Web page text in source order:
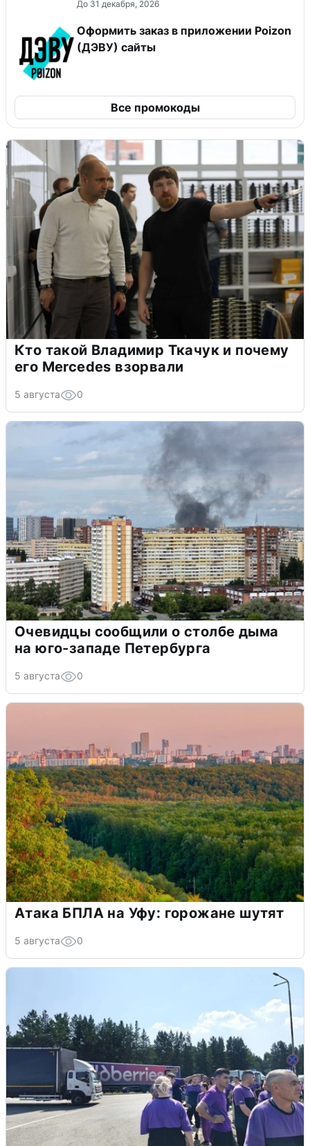
До 31 декабря, 2026
Оформить заказ в приложении Poizon
(ДЭВУ) сайты
Все промокоды
Кто такой Владимир Ткачук и почему
его Mercedes взорвали
5 августа 0
Очевидцы сообщили о столбе дыма
на юго-западе Петербурга
5 августа 0
Атака БПЛА на Уфу: горожане шутят
5 августа 0